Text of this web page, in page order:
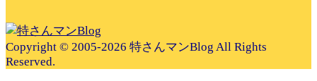
Copyright © 2005-2026 特さんマンBlog All Rights
Reserved.